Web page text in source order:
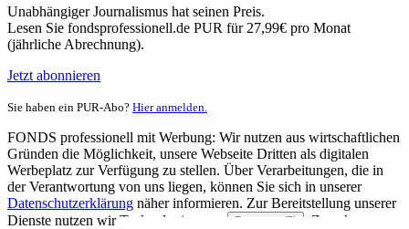
Unabhängiger Journalismus hat seinen Preis.
Lesen Sie fondsprofessionell.de PUR für 27,99€ pro Monat
(jährliche Abrechnung).
Jetzt abonnieren
Sie haben ein PUR-Abo? Hier anmelden.
FONDS professionell mit Werbung: Wir nutzen aus wirtschaftlichen
Gründen die Möglichkeit, unsere Webseite Dritten als digitalen
Werbeplatz zur Verfügung zu stellen. Über Verarbeitungen, die in
der Verantwortung von uns liegen, können Sie sich in unserer
Datenschutzerklärung näher informieren. Zur Bereitstellung unserer
Dienste nutzen wir Technologien von
Partnern (5)
. Zwecke: